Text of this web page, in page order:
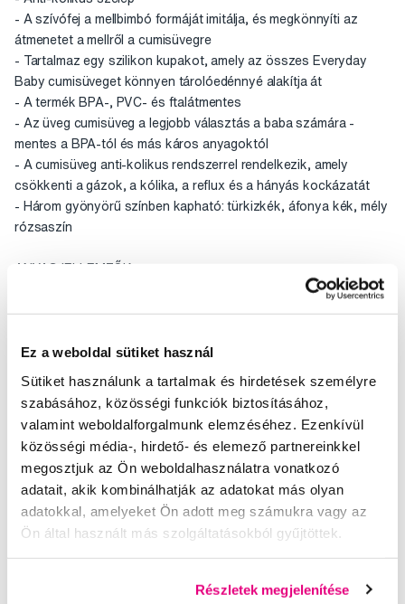
Ez a weboldal sütiket használ
Sütiket használunk a tartalmak és hirdetések személyre
szabásához, közösségi funkciók biztosításához,
valamint weboldalforgalmunk elemzéséhez. Ezenkívül
közösségi média-, hirdető- és elemező partnereinkkel
megosztjuk az Ön weboldalhasználatra vonatkozó
adatait, akik kombinálhatják az adatokat más olyan
adatokkal, amelyeket Ön adott meg számukra vagy az
Ön által használt más szolgáltatásokból gyűjtöttek.
Részletek megjelenítése
- A szívófej a mellbimbó formáját imitálja, és megkönnyíti az
átmenetet a mellről a cumisüvegre
- Tartalmaz egy szilikon kupakot, amely az összes Everyday
Baby cumisüveget könnyen tárolóedénnyé alakítja át
- A termék BPA-, PVC- és ftalátmentes
- Az üveg cumisüveg a legjobb választás a baba számára -
mentes a BPA-tól és más káros anyagoktól
- A cumisüveg anti-kolikus rendszerrel rendelkezik, amely
csökkenti a gázok, a kólika, a reflux és a hányás kockázatát
- Három gyönyörű színben kapható: türkizkék, áfonya kék, mély
rózsaszín
- A TÜV Rheinland független tanúsító szervezet által tesztelve
A cumisüveget csak az első használat előtt kell sterilizálni,
utána csak kézzel kell kiöblíteni.
Svéd szülési szabadságon tartózkodó apukák tervezték, akik
egyszer és mindenkorra meg akarták oldani a megfelelő
hőmérséklet kérdést.